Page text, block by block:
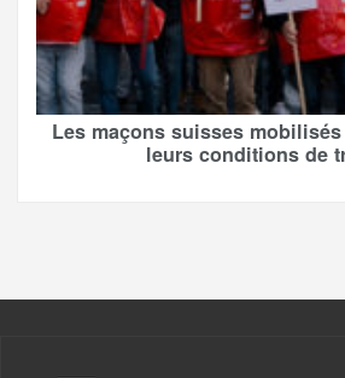
Les maçons suisses
leurs conditions de